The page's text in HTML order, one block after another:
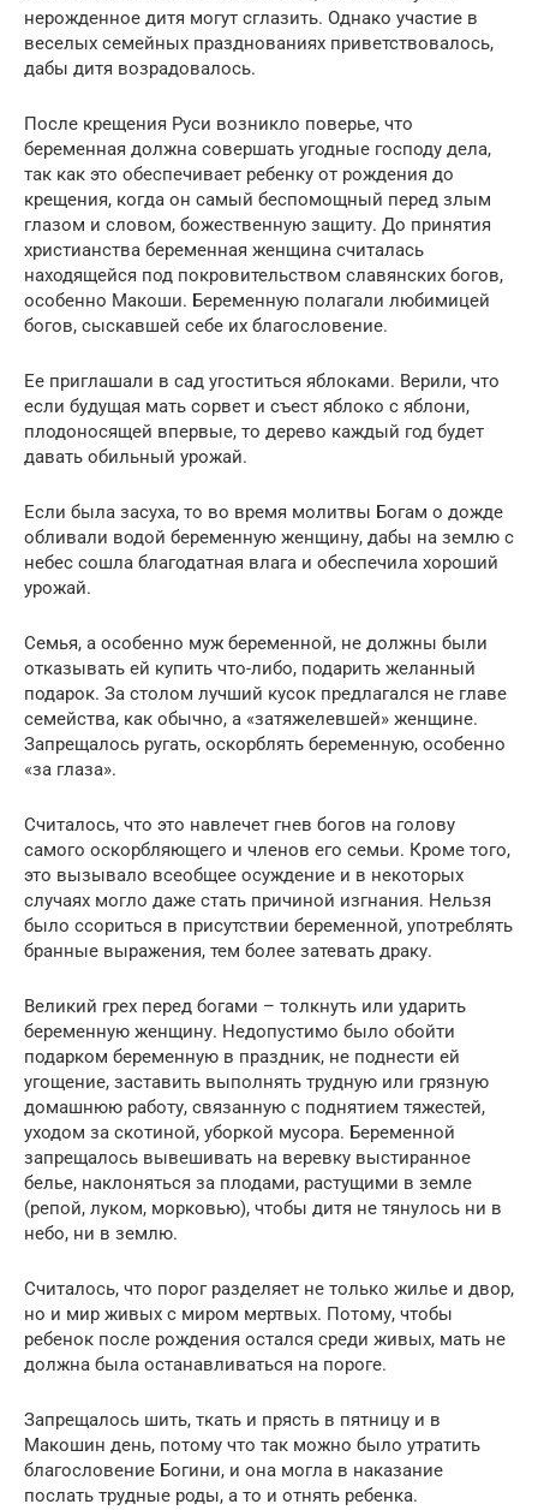
нерожденное дитя могут сглазить. Однако участие в
веселых семейных празднованиях приветствовалось,
дабы дитя возрадовалось.
После крещения Руси возникло поверье, что
беременная должна совершать угодные господу дела,
так как это обеспечивает ребенку от рождения до
крещения, когда он самый беспомощный перед злым
глазом и словом, божественную защиту. До принятия
христианства беременная женщина считалась
находящейся под покровительством славянских богов,
особенно Макоши. Беременную полагали любимицей
богов, сыскавшей себе их благословение.
Ее приглашали в сад угоститься яблоками. Верили, что
если будущая мать сорвет и съест яблоко с яблони,
плодоносящей впервые, то дерево каждый год будет
давать обильный урожай.
Если была засуха, то во время молитвы Богам о дожде
обливали водой беременную женщину, дабы на землю с
небес сошла благодатная влага и обеспечила хороший
урожай.
Семья, а особенно муж беременной, не должны были
отказывать ей купить что-либо, подарить желанный
подарок. За столом лучший кусок предлагался не главе
семейства, как обычно, а «затяжелевшей» женщине.
Запрещалось ругать, оскорблять беременную, особенно
«за глаза».
Считалось, что это навлечет гнев богов на голову
самого оскорбляющего и членов его семьи. Кроме того,
это вызывало всеобщее осуждение и в некоторых
случаях могло даже стать причиной изгнания. Нельзя
было ссориться в присутствии беременной, употреблять
бранные выражения, тем более затевать драку.
Великий грех перед богами – толкнуть или ударить
беременную женщину. Недопустимо было обойти
подарком беременную в праздник, не поднести ей
угощение, заставить выполнять трудную или грязную
домашнюю работу, связанную с поднятием тяжестей,
уходом за скотиной, уборкой мусора. Беременной
запрещалось вывешивать на веревку выстиранное
белье, наклоняться за плодами, растущими в земле
(репой, луком, морковью), чтобы дитя не тянулось ни в
небо, ни в землю.
Считалось, что порог разделяет не только жилье и двор,
но и мир живых с миром мертвых. Потому, чтобы
ребенок после рождения остался среди живых, мать не
должна была останавливаться на пороге.
Запрещалось шить, ткать и прясть в пятницу и в
Макошин день, потому что так можно было утратить
благословение Богини, и она могла в наказание
послать трудные роды, а то и отнять ребенка.